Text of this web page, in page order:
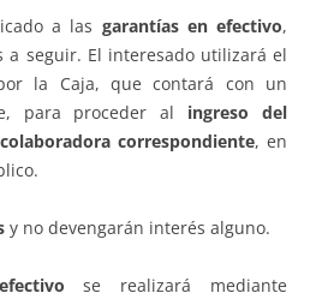
a las garantías en efectivo,
a seguir. El interesado utilizará el
la Caja, que contará con un
para proceder al ingreso del
correspondiente, en
y no devengarán interés alguno.
se realizará mediante